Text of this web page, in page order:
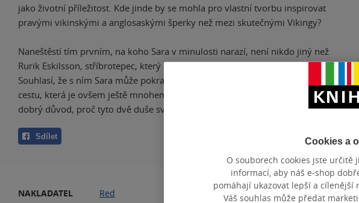
jako životní příležitost. Kde jinde by se mohla pro vlastní tvorbu inspirovat
pravými vikinskými a anglosaskými šperky než mezi skutečnými Vikingy?
Naneštěstí tím prvním, na koho Sara v minulosti narazí, není nikdo jiný než
Rurik Eskilsson, stříbrotepec, který už má s cestami časem také zkušenosti.
Souhlasí, že s ním Sara může pokračovat do Jorviku, a společně se vydají na
cestu, která je ovšem ještě mnohem nebezpečnější. Nicméně osud měl
dobrý důvod, proč tyto dvě duše svedl dohromady…
Sdílet
NAKLADATEL
Red
VAZBA
Cookies a
O souborech cookies jste určitě
informací, aby náš e-shop
pomáhají ukazovat lepší a cílenější
Váš souhlas může předat